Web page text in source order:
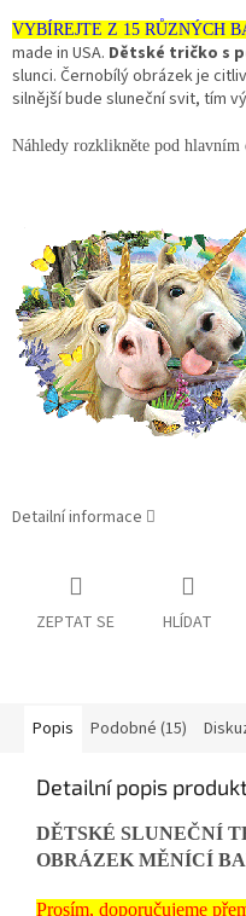
VYBÍREJTE Z 15 RŮZNÝCH
made in USA. Dětské tričko s
slunci. Černobílý obrázek je
silnější bude sluneční svit, tím
Náhledy rozklikněte pod hlavním
Detailní informace
ZEPTAT SE HLÍDAT
Popis Podobné (15)
Detailní popis
DĚTSKÉ SLUNEČNÍ
OBRÁZEK MĚNÍCÍ
Prosím, doporučujeme